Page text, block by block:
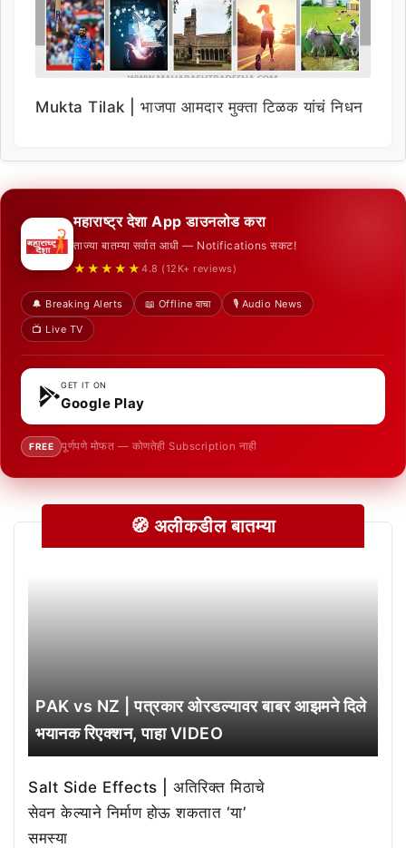
Mukta Tilak | भाजपा आमदार मुक्ता टिळक यांचं निधन
महाराष्ट्र देशा App डाउनलोड करा
ताज्या बातम्या सर्वात आधी — Notifications सकट!
★★★★★ 4.8 (12K+ reviews)
🔔 Breaking Alerts 📖 Offline वाचा
🎙️ Audio News
📺 Live TV
GET IT ON
Google Play
FREE पूर्णपणे मोफत — कोणतेही Subscription नाही
🧭 अलीकडील बातम्या
PAK vs NZ | पत्रकार ओरडल्यावर बाबर आझमने दिले
भयानक रिएक्शन, पाहा VIDEO
Salt Side Effects | अतिरिक्त मिठाचे
सेवन केल्याने निर्माण होऊ शकतात ‘या’
समस्या